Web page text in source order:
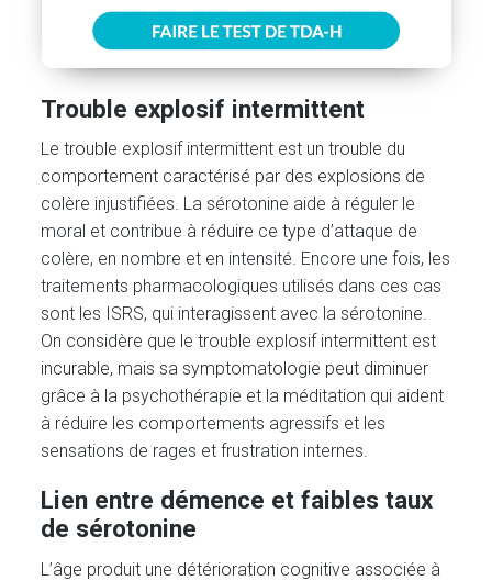
Trouble explosif intermittent
Le trouble explosif intermittent est un trouble du
comportement caractérisé par des explosions de
colère injustifiées. La sérotonine aide à réguler le
moral et contribue à réduire ce type d’attaque de
colère, en nombre et en intensité. Encore une fois, les
traitements pharmacologiques utilisés dans ces cas
sont les ISRS, qui interagissent avec la sérotonine.
On considère que le trouble explosif intermittent est
incurable, mais sa symptomatologie peut diminuer
grâce à la psychothérapie et la méditation qui aident
à réduire les comportements agressifs et les
sensations de rages et frustration internes.
Lien entre démence et faibles taux
de sérotonine
L’âge produit une détérioration cognitive associée à